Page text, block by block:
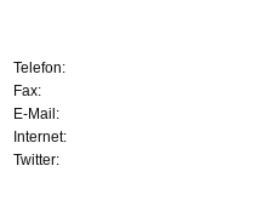
Telefon:
Fax:
E-Mail:
Internet:
Twitter: